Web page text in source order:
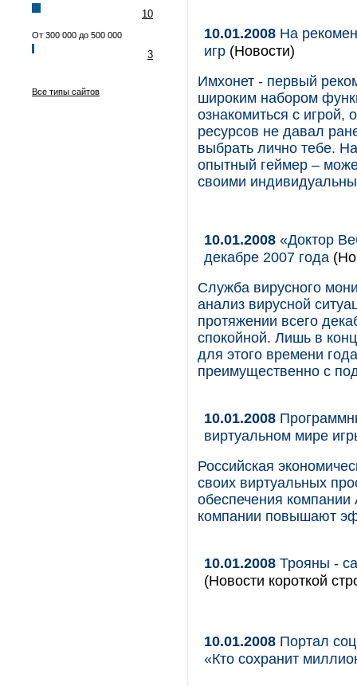
10
От 300 000 до 500 000
3
Все типы сайтов
10.01.2008 На
игр (Новости)
Имхонет - первый
широким набором
ознакомиться с игрой,
ресурсов не давал
выбрать лично тебе.
опытный геймер –
своими
10.01.2008 «Доктор
декабре 2007 года
Служба вирусного
анализ вирусной
протяжении всего
спокойной. Лишь в
для этого времени
преимущественно с
10.01.2008
виртуальном мире
Российская
своих виртуальных
обеспечения
компании повышают
10.01.2008 Трояны -
(Новости короткой
10.01.2008 Портал
«Кто сохранит